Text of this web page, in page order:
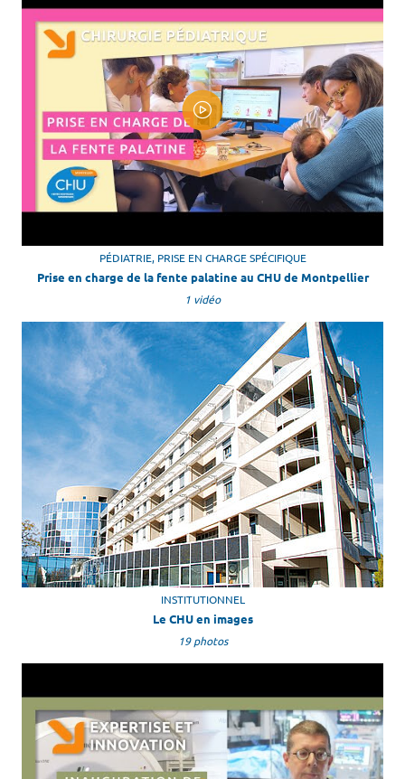
PÉDIATRIE, PRISE EN CHARGE SPÉCIFIQUE
Prise en charge de la fente palatine au CHU de Montpellier
1 vidéo
INSTITUTIONNEL
Le CHU en images
19 photos